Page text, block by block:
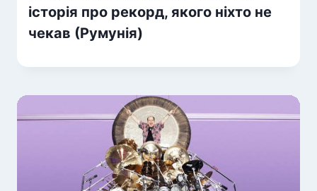
історія про рекорд, якого ніхто не
чекав (Румунія)